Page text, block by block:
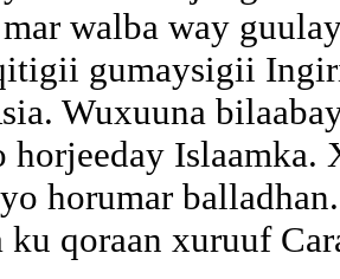
walba way
gumaysigii
Wuxuuna
horjeeday
horumar
ku qoraan xuruuf